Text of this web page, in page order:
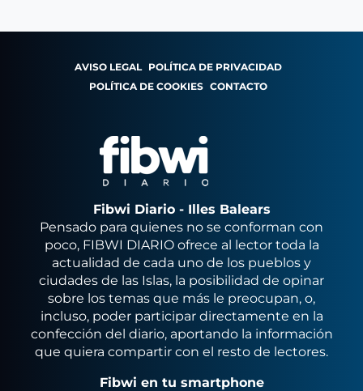
AVISO LEGAL POLÍTICA DE PRIVACIDAD
POLÍTICA DE COOKIES CONTACTO
Fibwi Diario - Illes Balears
Pensado para quienes no se conforman con
poco, FIBWI DIARIO ofrece al lector toda la
actualidad de cada uno de los pueblos y
ciudades de las Islas, la posibilidad de opinar
sobre los temas que más le preocupan, o,
incluso, poder participar directamente en la
confección del diario, aportando la información
que quiera compartir con el resto de lectores.
Fibwi en tu smartphone